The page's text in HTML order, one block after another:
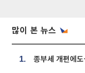
많이 본 뉴스
1.